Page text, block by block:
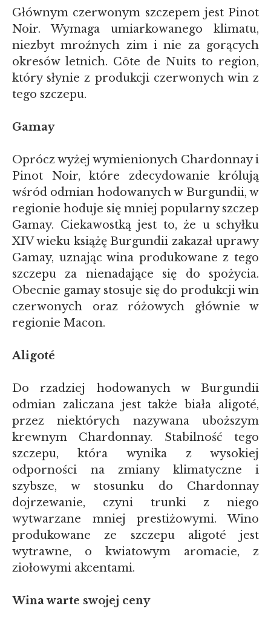
Głównym czerwonym szczepem jest Pinot
Noir. Wymaga umiarkowanego klimatu,
niezbyt mroźnych zim i nie za gorących
okresów letnich. Côte de Nuits to region,
który słynie z produkcji czerwonych win z
tego szczepu.
Gamay
Oprócz wyżej wymienionych Chardonnay i
Pinot Noir, które zdecydowanie królują
wśród odmian hodowanych w Burgundii, w
regionie hoduje się mniej popularny szczep
Gamay. Ciekawostką jest to, że u schyłku
XIV wieku książę Burgundii zakazał uprawy
Gamay, uznając wina produkowane z tego
szczepu za nienadające się do spożycia.
Obecnie gamay stosuje się do produkcji win
czerwonych oraz różowych głównie w
regionie Macon.
Aligoté
Do rzadziej hodowanych w Burgundii
odmian zaliczana jest także biała aligoté,
przez niektórych nazywana uboższym
krewnym Chardonnay. Stabilność tego
szczepu, która wynika z wysokiej
odporności na zmiany klimatyczne i
szybsze, w stosunku do Chardonnay
dojrzewanie, czyni trunki z niego
wytwarzane mniej prestiżowymi. Wino
produkowane ze szczepu aligoté jest
wytrawne, o kwiatowym aromacie, z
ziołowymi akcentami.
Wina warte swojej ceny